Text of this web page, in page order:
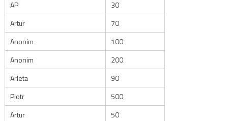
AP
30
Artur
70
Anonim
100
Anonim
200
Arleta
90
Piotr
500
Artur
50